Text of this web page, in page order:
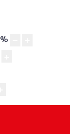
%